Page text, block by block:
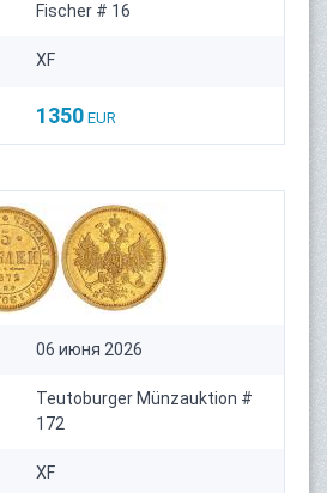
Fischer # 16
XF
1350 EUR
06 июня 2026
Teutoburger Münzauktion #
172
XF